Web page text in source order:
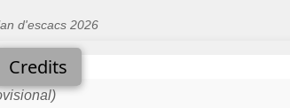
d'escacs 2026
Credits